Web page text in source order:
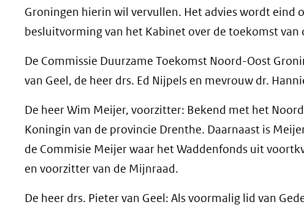
Groningen hierin wil vervullen. Het advies wordt
besluitvorming van het Kabinet over de toekomst
De Commissie Duurzame Toekomst Noord-Oost
van Geel, de heer drs. Ed Nijpels en mevrouw dr.
De heer Wim Meijer, voorzitter: Bekend met het
Koningin van de provincie Drenthe. Daarnaast is
de Commisie Meijer waar het Waddenfonds uit
en voorzitter van de Mijnraad.
De heer drs. Pieter van Geel: Als voormalig lid van